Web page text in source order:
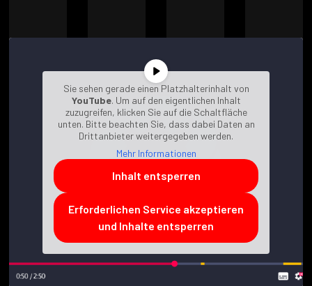
Sie sehen gerade einen Platzhalterinhalt von
YouTube. Um auf den eigentlichen Inhalt
zuzugreifen, klicken Sie auf die Schaltfläche
unten. Bitte beachten Sie, dass dabei Daten an
Drittanbieter weitergegeben werden.
Mehr Informationen
Inhalt entsperren
Erforderlichen Service akzeptieren
und Inhalte entsperren